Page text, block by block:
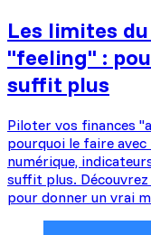
Les limites
"feeling" :
suffit plus
Piloter vos finances
pourquoi le faire
numérique,
suffit plus.
pour donner un vrai